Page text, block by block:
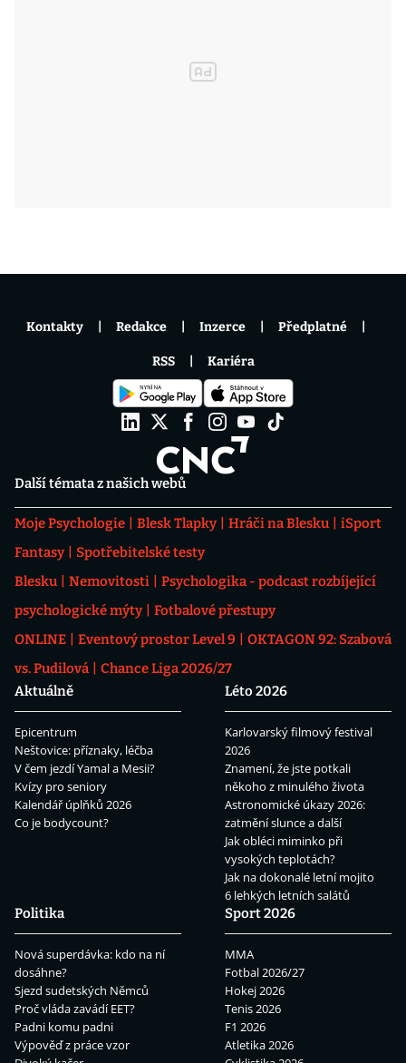
Další témata z našich webů
Moje Psychologie Blesk Tlapky Hráči na Blesku
iSport
Fantasy
Spotřebitelské testy
Blesku
Nemovitosti
Psychologika - podcast rozbíjející
psychologické mýty
Fotbalové přestupy
ONLINE
Eventový prostor Level 9
OKTAGON 92: Szabová
vs. Pudilová
Chance Liga 2026/27
Aktuálně
Epicentrum
Neštovice: příznaky, léčba
V čem jezdí Yamal a Mesii?
Kvízy pro seniory
Kalendář úplňků 2026
Co je bodycount?
Léto 2026
Karlovarský filmový festival
2026
Znamení, že jste potkali
někoho z minulého života
Astronomické úkazy 2026:
zatmění slunce a další
Jak obléci miminko při
vysokých teplotách?
Jak na dokonalé letní mojito
6 lehkých letních salátů
Politika
Nová superdávka: kdo na ní
dosáhne?
Sjezd sudetských Němců
Proč vláda zavádí EET?
Padni komu padni
Výpověď z práce vzor
Sport 2026
MMA
Fotbal 2026/27
Hokej 2026
Tenis 2026
F1 2026
Atletika 2026
Kontakty Redakce Inzerce Předplatné
RSS Kariéra